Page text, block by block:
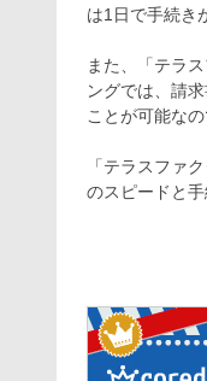
は1日で手続き
また、「テラ
ングでは、請
ことが可能なの
「テラスファ
のスピードと